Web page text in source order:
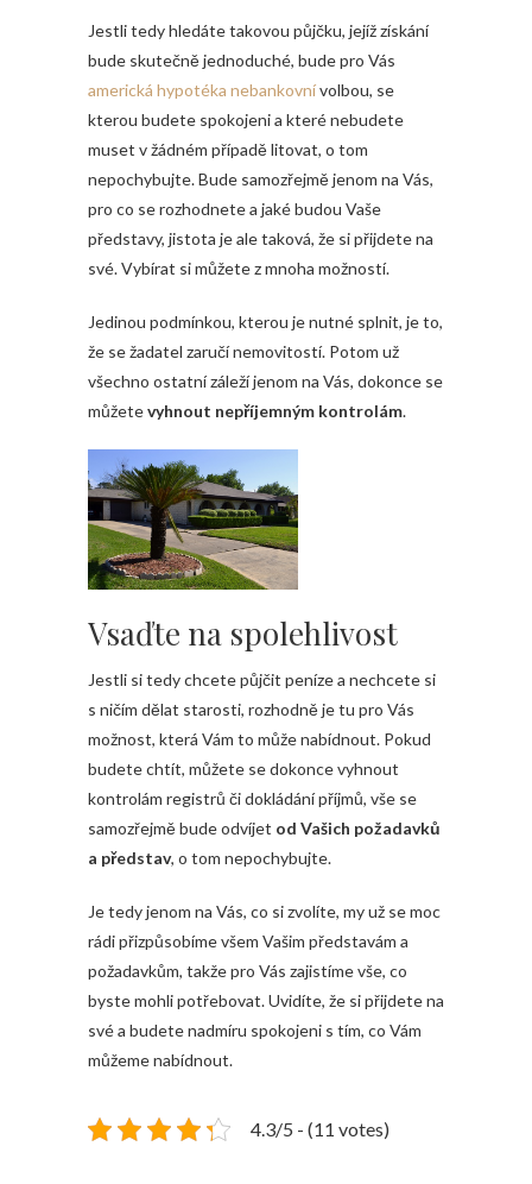
Jestli tedy hledáte takovou půjčku, jejíž získání
bude skutečně jednoduché, bude pro Vás
americká hypotéka nebankovnívolbou, se
kterou budete spokojeni a které nebudete
muset v žádném případě litovat, o tom
nepochybujte. Bude samozřejmě jenom na Vás,
pro co se rozhodnete a jaké budou Vaše
představy, jistota je ale taková, že si přijdete na
své. Vybírat si můžete z mnoha možností.
Jedinou podmínkou, kterou je nutné splnit, je to,
že se žadatel zaručí nemovitostí. Potom už
všechno ostatní záleží jenom na Vás, dokonce se
můžetevyhnout nepříjemným kontrolám.
Vsaďte na spolehlivost
Jestli si tedy chcete půjčit peníze a nechcete si
s ničím dělat starosti, rozhodně je tu pro Vás
možnost, která Vám to může nabídnout. Pokud
budete chtít, můžete se dokonce vyhnout
kontrolám registrů či dokládání příjmů, vše se
samozřejmě bude odvíjet od Vašich požadavků
a představ, o tom nepochybujte.
Je tedy jenom na Vás, co si zvolíte, my už se moc
rádi přizpůsobíme všem Vašim představám a
požadavkům, takže pro Vás zajistíme vše, co
byste mohli potřebovat. Uvidíte, že si přijdete na
své a budete nadmíru spokojeni s tím, co Vám
můžeme nabídnout.
4.3/5 - (11 votes)